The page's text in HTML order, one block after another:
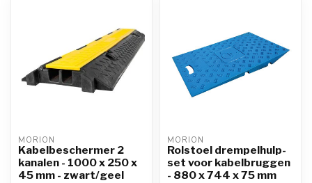
MORION
Kabelbeschermer 2
kanalen - 1000 x 250 x
45 mm - zwart/geel
MORION
Rolstoel drempelhulp-
set voor kabelbruggen
- 880 x 744 x 75 mm